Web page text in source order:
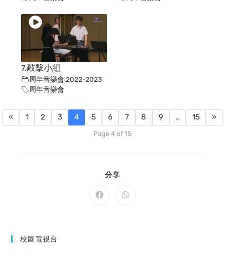
7.敲擊小組
周年音樂會,2022-2023
周年音樂會
« 1 2 3 4 5 6 7 8 9 … 15 »
Page 4 of 15
分享
CONTENT
Opens
Opens
校園電視台